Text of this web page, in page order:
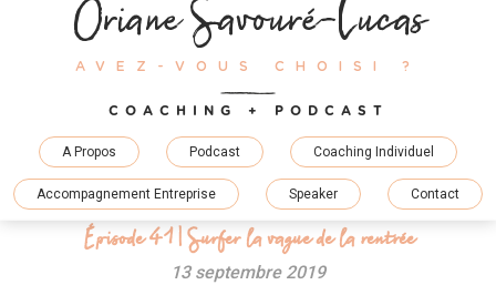
Oriane Savouré-Lucas
AVEZ-VOUS CHOISI ?
COACHING + PODCAST
A Propos Podcast Coaching Individuel
Accompagnement Entreprise Speaker Contact
Épisode 41 | Surfer la vague de la rentrée
13 septembre 2019